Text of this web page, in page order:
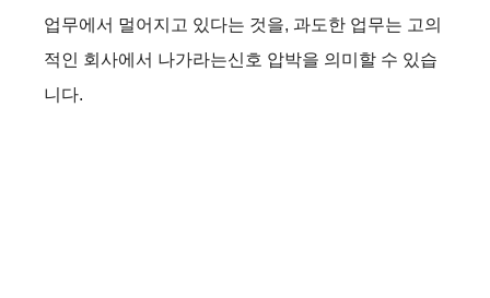
e
업무에서 멀어지고 있다는 것을, 과도한 업무는 고의
적인 회사에서 나가라는신호 압박을 의미할 수 있습
니다.